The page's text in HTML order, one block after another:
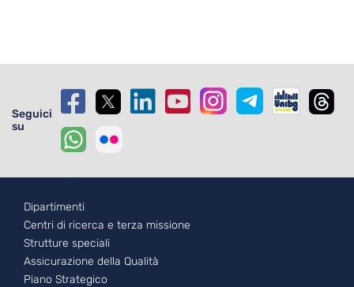
Seguici
su
Footer - 1
Dipartimenti
Centri di ricerca e terza missione
Strutture speciali
Assicurazione della Qualità
Piano Strategico